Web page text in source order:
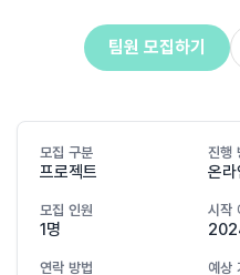
팀원 모집하기
모집 구분
프로젝트
진행
온라
모집 인원
1명
시작
연락 방법 예상